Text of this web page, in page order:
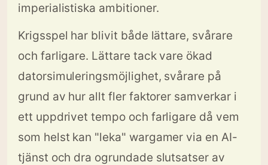
imperialistiska ambitioner.
Krigsspel har blivit både lättare, svårare
och farligare. Lättare tack vare ökad
datorsimuleringsmöjlighet, svårare på
grund av hur allt fler faktorer samverkar i
ett uppdrivet tempo och farligare då vem
som helst kan "leka" wargamer via en AI-
tjänst och dra ogrundade slutsatser av